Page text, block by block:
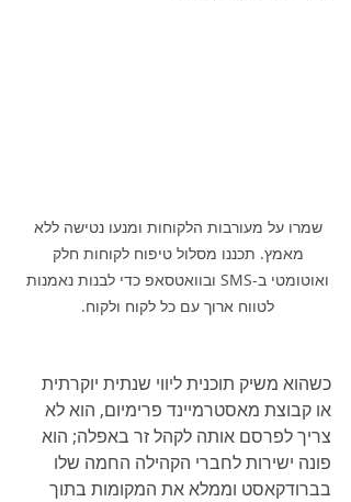
שמרו על מעורבות הלקוחות ומנעו נטישה ללא
מאמץ. תכננו מסלול טיפוח לקוחות חלק
ואוטומטי ב-SMS ובוואטסאפ כדי לבנות נאמנות
לטווח ארוך עם כל לקוח ולקוח.
כשהוא משיק תוכנית ליווי שנתית יוקרתית
או קבוצת מאסטרמיינד פרימיום, הוא לא
צריך לפרסם אותה לקהל זר באפלה; הוא
פונה ישירות לחברי הקהילה החמה שלו
בברודקאסט וממלא את המקומות בתוך